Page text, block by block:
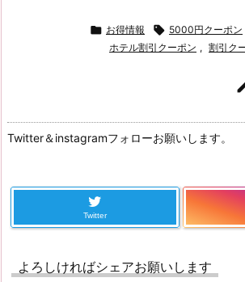
 お得情報  5000円クーポン
ホテル割引クーポン , 割引ク
Twitter＆instagramフォローお願いします。
Twitter
よろしければシェアお願いします